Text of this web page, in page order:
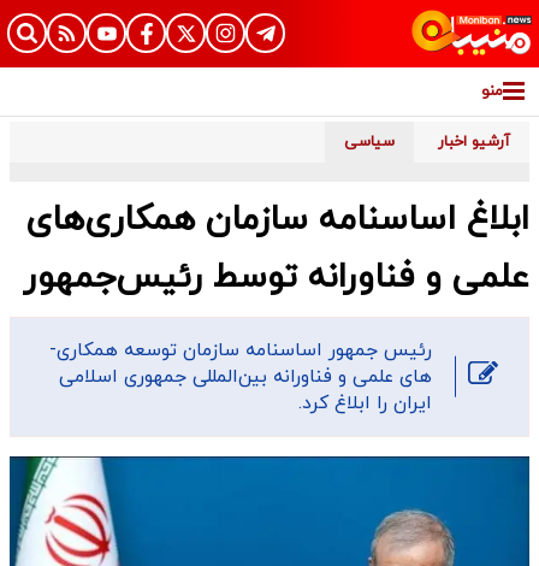
منو
آرشیو اخبار سیاسی
ابلاغ اساسنامه سازمان همکاری‌­های
علمی و فناورانه توسط رئیس‌جمهور
رئیس جمهور اساسنامه سازمان توسعه همکاری‌­
های علمی و فناورانه بین‌­المللی جمهوری اسلامی
ایران را ابلاغ کرد.